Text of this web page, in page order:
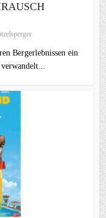
Bergerlebnissen ein